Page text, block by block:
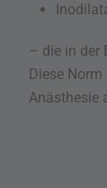
– die in der
Diese
Anästhesie